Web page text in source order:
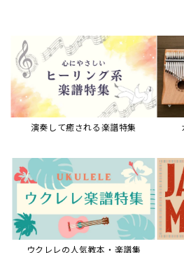
おすすめ記事
【第21回公開】なぜ人々は祭りを
必要とするのか？祭りの今を見つ
める現地ルポ
【
に